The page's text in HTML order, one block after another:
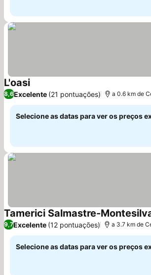
L'oasiVer preços
8,6Excelente (21 pontuações) a 0.6 km de
Selecione as datas para ver os preços
Tamerici Salmastre-
9,7Excelente (12 pontuações) a 3.7 km de
Selecione as datas para ver os preços